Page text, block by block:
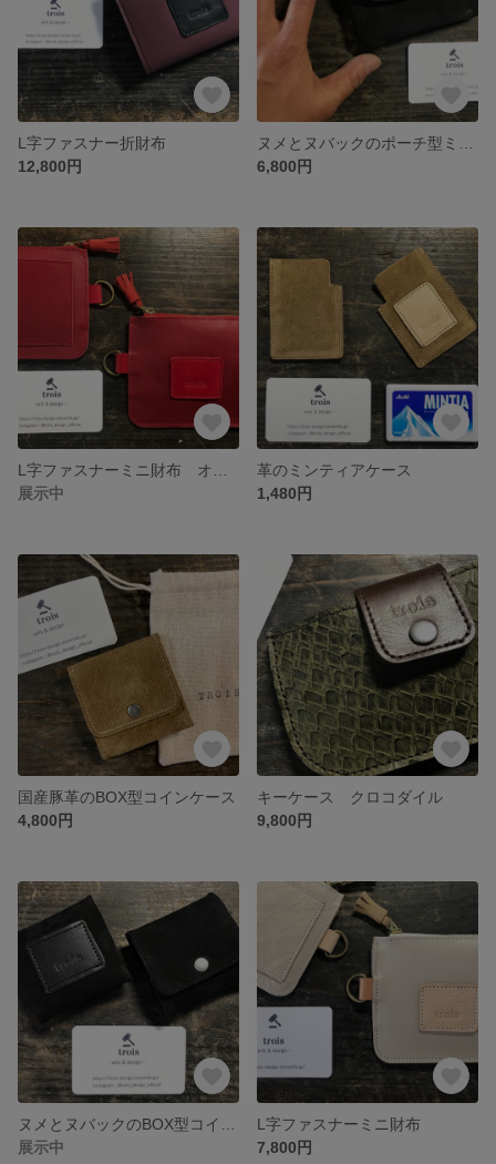
L字ファスナー折財布
12,800円
6,800円
展示中
革のミンティアケース
1,480円
国産豚革のBOX型コインケース
4,800円
キーケース クロコダイル
9,800円
展示中
L字ファスナーミニ財布
7,800円